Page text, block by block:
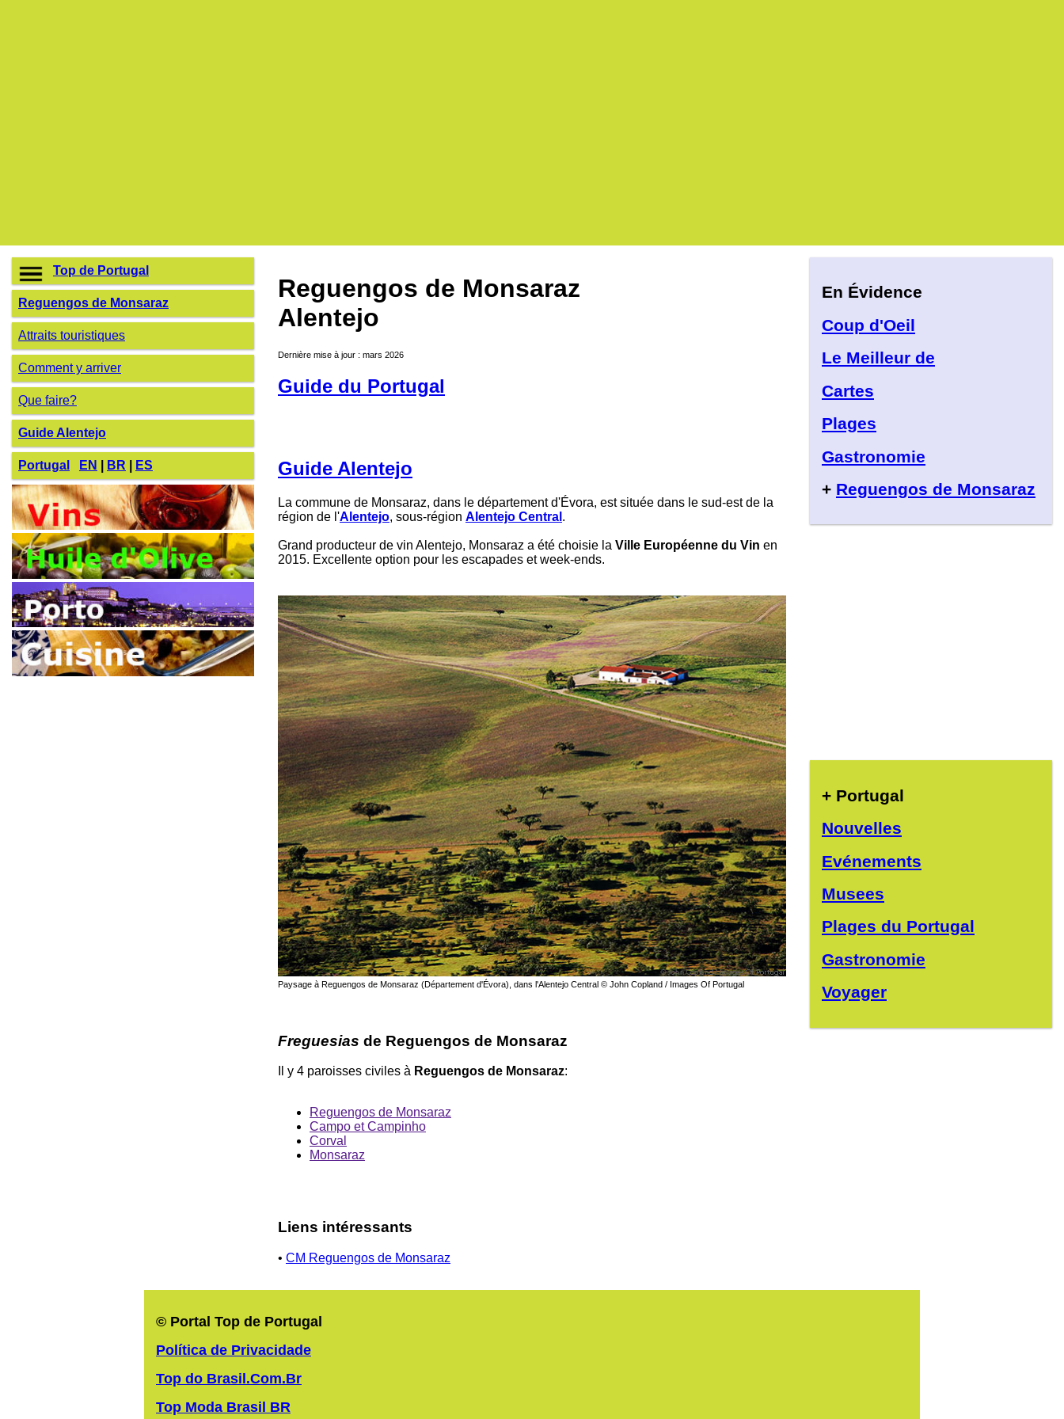
Top de Portugal
Reguengos de Monsaraz
Attraits touristiques
Comment y arriver
Que faire?
Guide Alentejo
Portugal EN BR ES
Reguengos de Monsaraz
Alentejo
Dernière mise à jour : mars 2026
Guide du Portugal
Guide Alentejo
La commune de Monsaraz, dans le département d'Évora, est située dans le sud-est de la
région de l'Alentejo, sous-région Alentejo Central .
Grand producteur de vin Alentejo, Monsaraz a été choisie la Ville Européenne du Vin en
2015. Excellente option pour les escapades et week-ends.
Paysage à Reguengos de Monsaraz (Département d'Évora), dans l'Alentejo Central © John Copland / Images Of Portugal
Freguesias de Reguengos de Monsaraz
Il y 4 paroisses civiles à Reguengos de Monsaraz:
Reguengos de Monsaraz
Campo et Campinho
Corval
Monsaraz
Liens intéressants
• CM Reguengos de Monsaraz
En Évidence
Coup d'Oeil
Le Meilleur de
Cartes
Plages
Gastronomie
+ Reguengos de Monsaraz
+ Portugal
Nouvelles
Evénements
Musees
Plages du Portugal
Gastronomie
Voyager
© Portal Top de Portugal
Política de Privacidade
Top do Brasil.Com.Br
Top Moda Brasil BR